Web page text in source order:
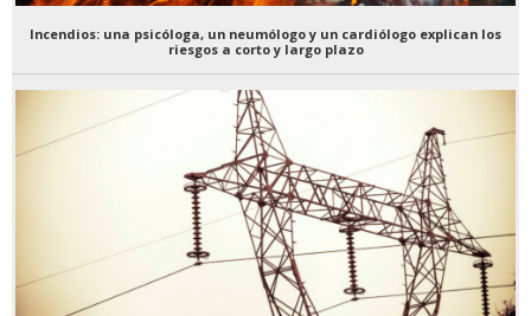
Incendios: una psicóloga, un neumólogo y un cardiólogo explican los
riesgos a corto y largo plazo